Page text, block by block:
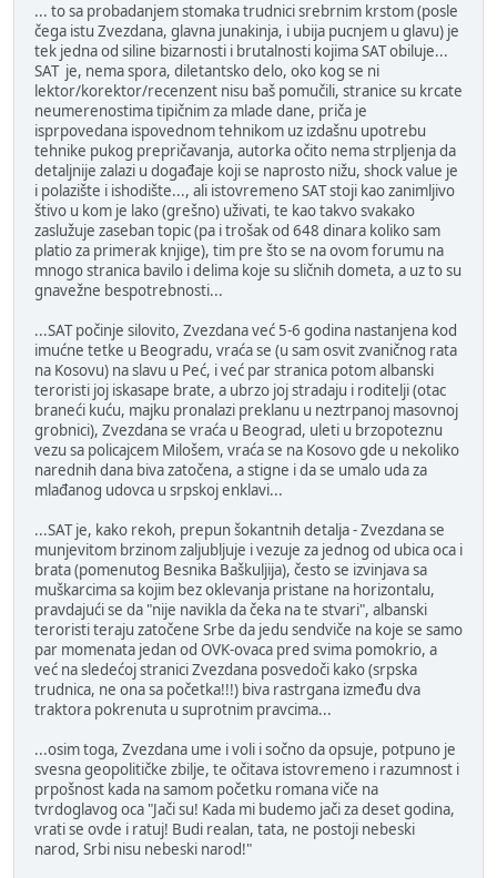
... to sa probadanjem stomaka trudnici srebrnim krstom (posle
čega istu Zvezdana, glavna junakinja, i ubija pucnjem u glavu) je
tek jedna od siline bizarnosti i brutalnosti kojima SAT obiluje...
SAT je, nema spora, diletantsko delo, oko kog se ni
lektor/korektor/recenzent nisu baš pomučili, stranice su krcate
neumerenostima tipičnim za mlade dane, priča je
isprpovedana ispovednom tehnikom uz izdašnu upotrebu
tehnike pukog prepričavanja, autorka očito nema strpljenja da
detaljnije zalazi u događaje koji se naprosto nižu, shock value je
i polazište i ishodište..., ali istovremeno SAT stoji kao zanimljivo
štivo u kom je lako (grešno) uživati, te kao takvo svakako
zaslužuje zaseban topic (pa i trošak od 648 dinara koliko sam
platio za primerak knjige), tim pre što se na ovom forumu na
mnogo stranica bavilo i delima koje su sličnih dometa, a uz to su
gnavežne bespotrebnosti...
...SAT počinje silovito, Zvezdana već 5-6 godina nastanjena kod
imućne tetke u Beogradu, vraća se (u sam osvit zvaničnog rata
na Kosovu) na slavu u Peć, i već par stranica potom albanski
teroristi joj iskasape brate, a ubrzo joj stradaju i roditelji (otac
braneći kuću, majku pronalazi preklanu u neztrpanoj masovnoj
grobnici), Zvezdana se vraća u Beograd, uleti u brzopoteznu
vezu sa policajcem Milošem, vraća se na Kosovo gde u nekoliko
narednih dana biva zatočena, a stigne i da se umalo uda za
mlađanog udovca u srpskoj enklavi...
...SAT je, kako rekoh, prepun šokantnih detalja - Zvezdana se
munjevitom brzinom zaljubljuje i vezuje za jednog od ubica oca i
brata (pomenutog Besnika Baškuljija), često se izvinjava sa
muškarcima sa kojim bez oklevanja pristane na horizontalu,
pravdajući se da "nije navikla da čeka na te stvari", albanski
teroristi teraju zatočene Srbe da jedu sendviče na koje se samo
par momenata jedan od OVK-ovaca pred svima pomokrio, a
već na sledećoj stranici Zvezdana posvedoči kako (srpska
trudnica, ne ona sa početka!!!) biva rastrgana između dva
traktora pokrenuta u suprotnim pravcima...
...osim toga, Zvezdana ume i voli i sočno da opsuje, potpuno je
svesna geopolitičke zbilje, te očitava istovremeno i razumnost i
prpošnost kada na samom početku romana viče na
tvrdoglavog oca "Jači su! Kada mi budemo jači za deset godina,
vrati se ovde i ratuj! Budi realan, tata, ne postoji nebeski
narod, Srbi nisu nebeski narod!"